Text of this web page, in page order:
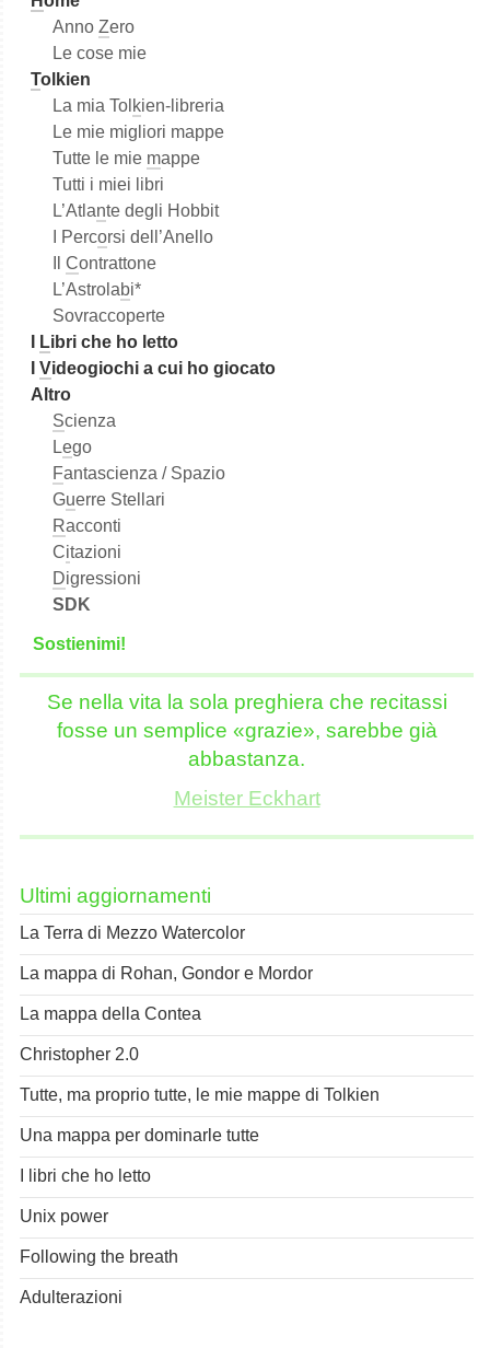
Anno Zero
Le cose mie
Tolkien
La mia Tol kien-libreria
Le mie migliori mappe
Tutte le mie mappe
Tutti i miei libri
L’Atlante degli Hobbit
I Percorsi dell’Anello
Contrattone
L’Astrolabi*
Sovraccoperte
Libri che ho letto
Videogiochi a cui ho giocato
Altro
Scienza
Lego
Fantascienza / Spazio
Guerre Stellari
Racconti
Citazioni
Digressioni
SDK
Sostienimi!
Se nella vita la sola preghiera che recitassi
fosse un semplice «grazie», sarebbe già
abbastanza.
Meister Eckhart
Ultimi aggiornamenti
La Terra di Mezzo Watercolor
La mappa di Rohan, Gondor e Mordor
La mappa della Contea
Christopher 2.0
Tutte, ma proprio tutte, le mie mappe di Tolkien
Una mappa per dominarle tutte
I libri che ho letto
Unix power
Following the breath
Adulterazioni